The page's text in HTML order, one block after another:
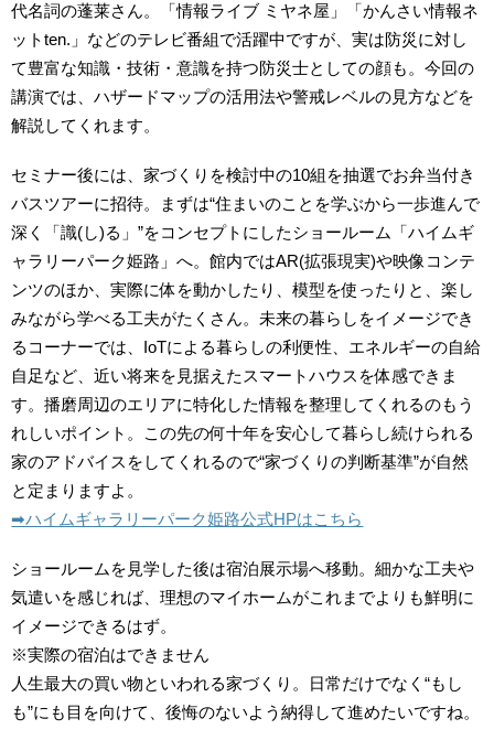
代名詞の蓬莱さん。「情報ライブ ミヤネ屋」「かんさい情報ネ
ットten.」などのテレビ番組で活躍中ですが、実は防災に対し
て豊富な知識・技術・意識を持つ防災士としての顔も。今回の
講演では、ハザードマップの活用法や警戒レベルの見方などを
解説してくれます。
セミナー後には、家づくりを検討中の10組を抽選でお弁当付き
バスツアーに招待。まずは“住まいのことを学ぶから一歩進んで
深く「識(し)る」”をコンセプトにしたショールーム「ハイムギ
ャラリーパーク姫路」へ。館内ではAR(拡張現実)や映像コンテ
ンツのほか、実際に体を動かしたり、模型を使ったりと、楽し
みながら学べる工夫がたくさん。未来の暮らしをイメージでき
るコーナーでは、IoTによる暮らしの利便性、エネルギーの自給
自足など、近い将来を見据えたスマートハウスを体感できま
す。播磨周辺のエリアに特化した情報を整理してくれるのもう
れしいポイント。この先の何十年を安心して暮らし続けられる
家のアドバイスをしてくれるので“家づくりの判断基準”が自然
と定まりますよ。
➡︎ハイムギャラリーパーク姫路公式HPはこちら
ショールームを見学した後は宿泊展示場へ移動。細かな工夫や
気遣いを感じれば、理想のマイホームがこれまでよりも鮮明に
イメージできるはず。
※実際の宿泊はできません
人生最大の買い物といわれる家づくり。日常だけでなく“もし
も”にも目を向けて、後悔のないよう納得して進めたいですね。